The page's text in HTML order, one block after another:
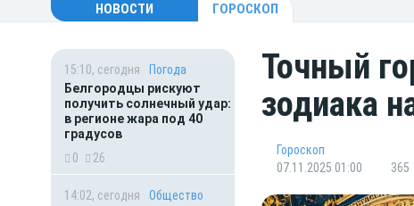
НОВОСТИ ГОРОСКОП
15:10, сегодня
Погода
Белгородцы рискуют
получить солнечный удар:
в регионе жара под 40
градусов
0
26
14:02, сегодня
Общество
Точный
зодиака
Гороскоп
07.11.2025 01:00
365